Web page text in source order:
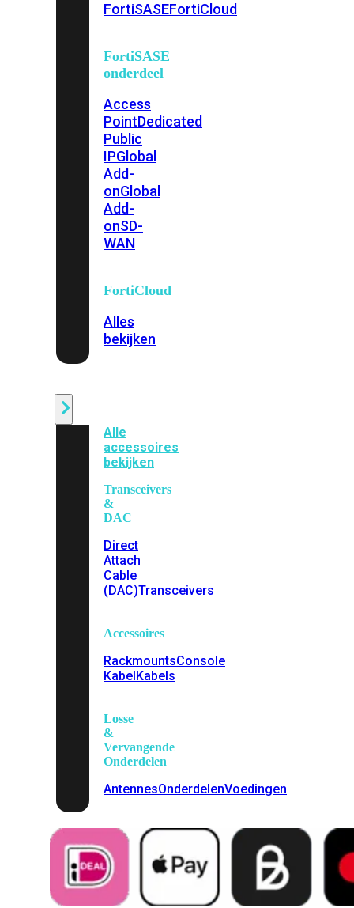
FortiSASEFortiCloud
FortiSASE
onderdeel
Access
PointDedicated
Public
IPGlobal
Add-
onGlobal
Add-
onSD-
WAN
FortiCloud
Alles
bekijken
Alle
accessoires
bekijken
Transceivers
&
DAC
Direct
Attach
Cable
(DAC)Transceivers
Accessoires
RackmountsConsole
KabelKabels
Losse
&
Vervangende
Onderdelen
AntennesOnderdelenVoedingen